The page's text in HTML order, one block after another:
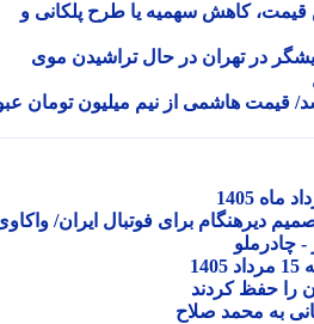
کاهش سهمیه یا طرح پلکانی و
تهران در حال تراشیدن موی
هاشمی از نیم میلیون تومان عبور
برای فوتبال ایران/ واکاوی
حفظ کردند
به محمد صلاح